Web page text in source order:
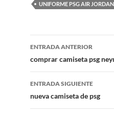
UNIFORME PSG AIR JORDAN
Navegación
de
entradas
ENTRADA ANTERIOR
comprar camiseta psg
ENTRADA SIGUIENTE
nueva camiseta de psg